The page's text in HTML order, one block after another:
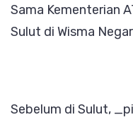
Sama Kementerian
Sulut di Wisma
Sebelum di Sulut,